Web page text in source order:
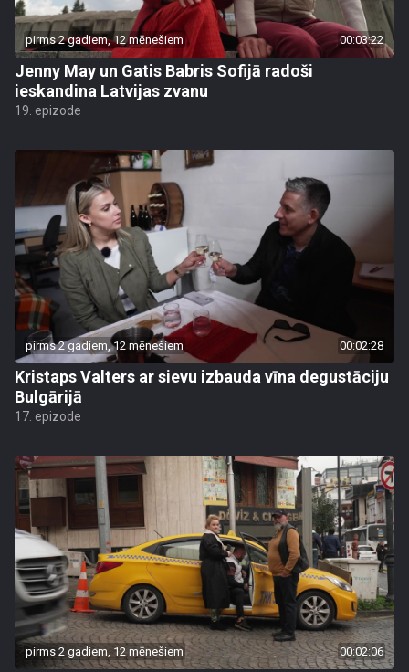
pirms 2 gadiem, 12 mēnešiem 00:03:22
Jenny May un Gatis Babris Sofijā radoši
ieskandina Latvijas zvanu
19. epizode
pirms 2 gadiem, 12 mēnešiem 00:02:28
Kristaps Valters ar sievu izbauda vīna degustāciju
Bulgārijā
17. epizode
pirms 2 gadiem, 12 mēnešiem 00:02:06